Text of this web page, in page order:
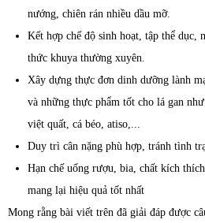
nướng, chiên rán nhiều dầu mỡ.
Kết hợp chế độ sinh hoạt, tập thể dục,
thức khuya thường xuyên.
Xây dựng thực đơn dinh dưỡng lành
và những thực phẩm tốt cho lá gan
việt quất, cá béo, atiso,...
Duy trì cân nặng phù hợp, tránh tình
Hạn chế uống rượu, bia, chất kích
mang lại hiệu quả tốt nhất
Mong rằng bài viết trên đã giải đáp được